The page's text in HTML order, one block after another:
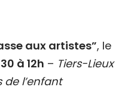
aux artistes”, le
à 12h – Tiers-Lieux
de l’enfant